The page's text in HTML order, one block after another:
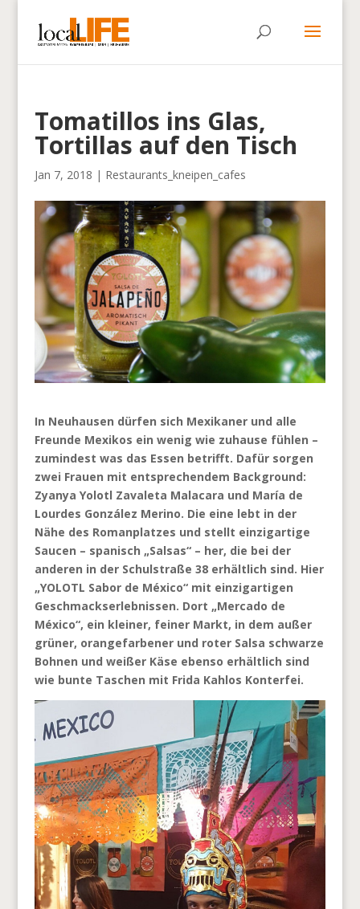
Tomatillos ins Glas,
Tortillas auf den Tisch
Jan 7, 2018 | Restaurants_kneipen_cafes
In Neuhausen dürfen sich Mexikaner und alle
Freunde Mexikos ein wenig wie zuhause fühlen –
zumindest was das Essen betrifft. Dafür sorgen
zwei Frauen mit entsprechendem Background:
Zyanya Yolotl Zavaleta Malacara und María de
Lourdes González Merino. Die eine lebt in der
Nähe des Romanplatzes und stellt einzigartige
Saucen – spanisch „Salsas“ – her, die bei der
anderen in der Schulstraße 38 erhältlich sind. Hier
„YOLOTL Sabor de México“ mit einzigartigen
Geschmackserlebnissen. Dort „Mercado de
México“, ein kleiner, feiner Markt, in dem außer
grüner, orangefarbener und roter Salsa schwarze
Bohnen und weißer Käse ebenso erhältlich sind
wie bunte Taschen mit Frida Kahlos Konterfei.